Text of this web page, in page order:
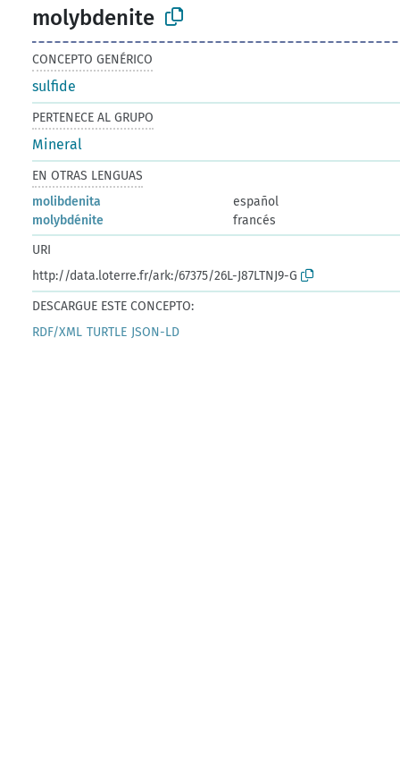
molybdenite
CONCEPTO GENÉRICO
sulfide
PERTENECE AL GRUPO
Mineral
EN OTRAS LENGUAS
molibdenita
español
molybdénite
francés
URI
http://data.loterre.fr/ark:/67375/26L-J87LTNJ9-G
DESCARGUE ESTE CONCEPTO:
RDF/XML TURTLE JSON-LD